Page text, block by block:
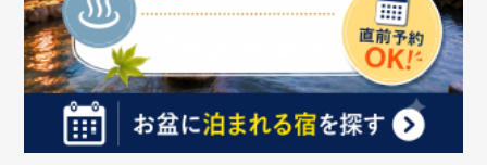
Copyright ©BIGLOBE Inc. 2026.All rights reserved.